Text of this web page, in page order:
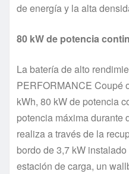
de energía y la alta
80 kW de potencia
La batería de alto
PERFORMANCE Coupé
kWh, 80 kW de potencia
potencia máxima durante
realiza a través de la
bordo de 3,7 kW
estación de carga, un